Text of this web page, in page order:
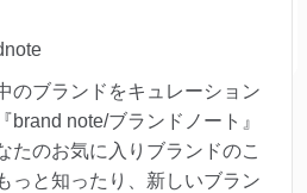
のブランドをキュレーション
brand note/ブランドノート』
たのお気に入りブランドのこ
っと知ったり、新しいブラン